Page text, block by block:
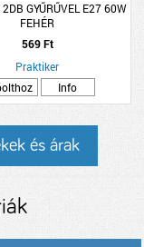
2DB GYŰRŰVEL E27 60W
FEHÉR
569 Ft
Praktiker
Info
és árak